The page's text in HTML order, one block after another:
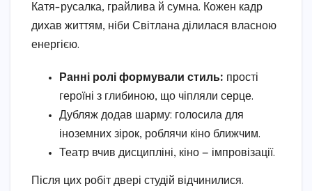
Катя-русалка, грайлива й сумна. Кожен кадр
дихав життям, ніби Світлана ділилася власною
енергією.
Ранні ролі формували стиль: прості
героїні з глибиною, що чіпляли серце.
Дубляж додав шарму: голосила для
іноземних зірок, роблячи кіно ближчим.
Театр вчив дисципліні, кіно — імпровізації.
Після цих робіт двері студій відчинилися.